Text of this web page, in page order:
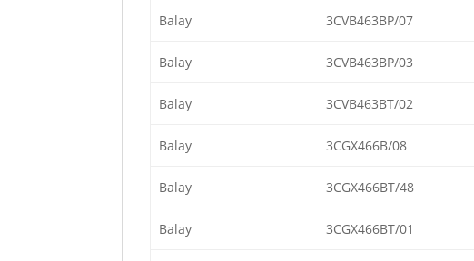
Balay 3CVB463BP/07
Balay 3CVB463BP/03
Balay 3CVB463BT/02
Balay 3CGX466B/08
Balay 3CGX466BT/48
Balay 3CGX466BT/01